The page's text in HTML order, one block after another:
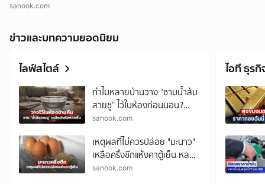
sanook.com
ข่าวและบทความยอดนิยม
ไลฟ์สไตล์
ทำไมหลายบ้านวาง “ชามน้ำส้ม
สายชู” ไว้ในห้องก่อนนอน?
เคล็ดลับราคาประหยัด ตื่นมา
sanook.com
เหตุผลที่ไม่ควรปล่อย "มะนาว"
เหลือครึ่งซีกแห้งคาตู้เย็น หลาย
คนพลาดไม่รู้ตัว
sanook.com
ไอที ธุรกิ